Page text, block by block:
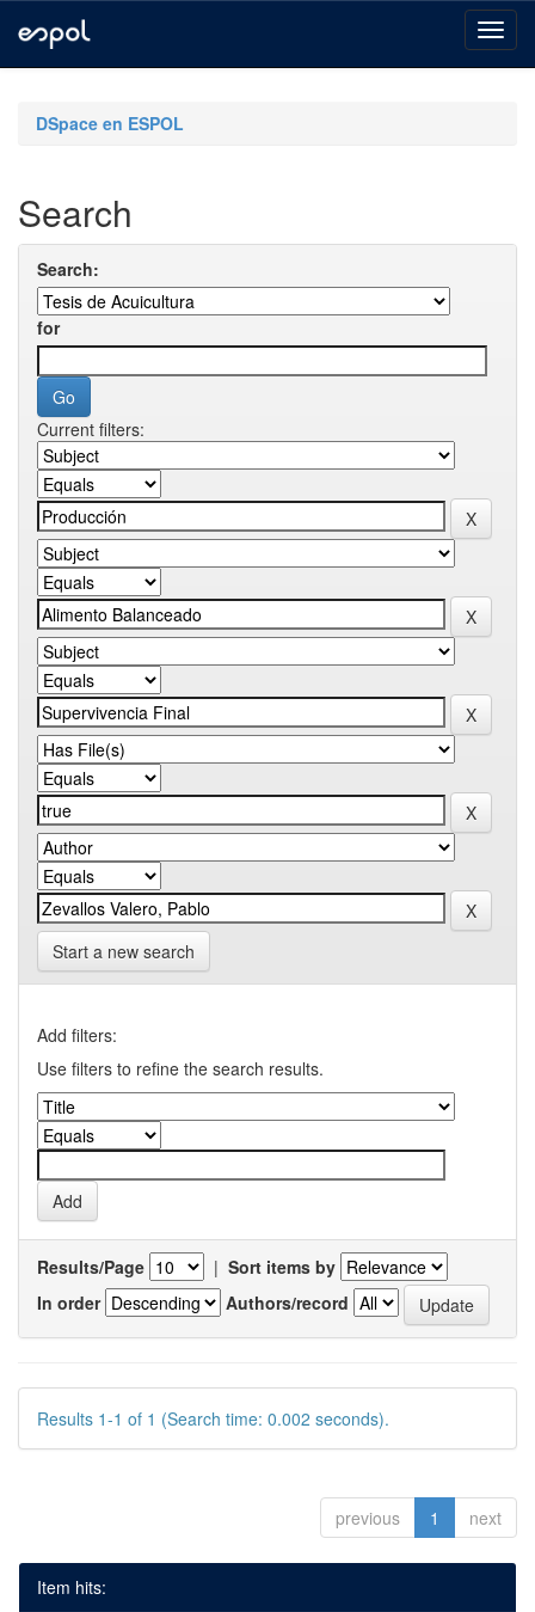
navigationDSpace en ESPOL
Search
Search:
for
Current filters:
Start a new search
Add filters:
Use filters to refine the search results.
Results/Page | Sort items by
In order
Authors/record
Results 1-1 of 1 (Search time: 0.002 seconds).
previous 1 next
Item hits: